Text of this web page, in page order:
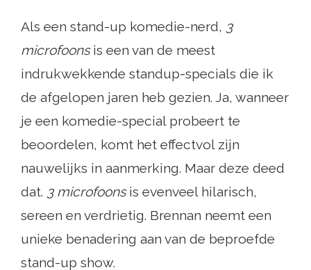
Als een stand-up komedie-nerd, 3
microfoonsis een van de meest
indrukwekkende standup-specials die ik
de afgelopen jaren heb gezien. Ja, wanneer
je een komedie-special probeert te
beoordelen, komt het effectvol zijn
nauwelijks in aanmerking. Maar deze deed
dat. 3 microfoonsis evenveel hilarisch,
sereen en verdrietig. Brennan neemt een
unieke benadering aan van de beproefde
stand-up show.